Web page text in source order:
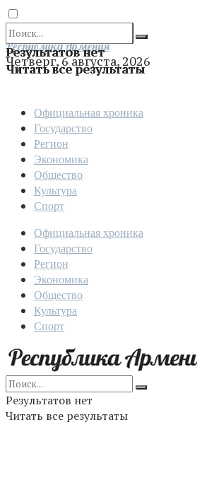
Результатов нет
Читать все результаты
Отправить
Республика Армения
Четверг, 6 августа, 2026
Официальная хроника
Государство
Регион
Экономика
Общество
Культура
Спорт
Официальная хроника
Государство
Регион
Экономика
Общество
Культура
Спорт
Результатов нет
Читать все результаты